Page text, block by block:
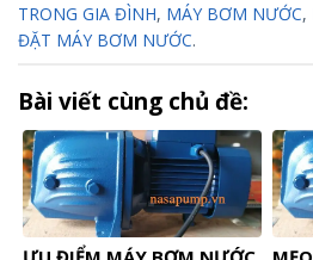
TRONG GIA ĐÌNH, MÁY BƠM NƯỚC,
ĐẶT MÁY BƠM NƯỚC.
Bài viết cùng chủ đề: